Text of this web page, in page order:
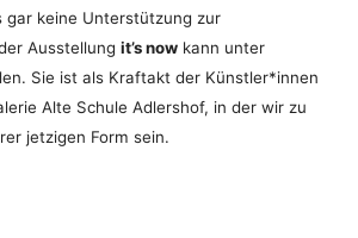
gar keine Unterstützung zur
Ausstellung it’s now kann unter
Sie ist als Kraftakt der Künstler*innen
Alte Schule Adlershof, in der wir zu
jetzigen Form sein.